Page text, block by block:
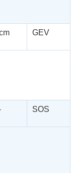
GEV
SOS